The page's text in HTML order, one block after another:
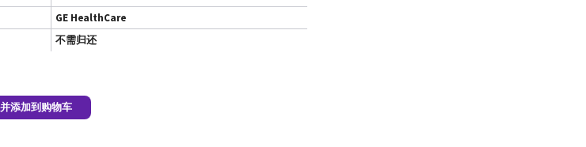
GE HealthCare
不需归还
添加到购物车